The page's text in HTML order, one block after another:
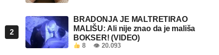
2
BRADONJA JE MALTRETIRAO
MALIŠU: Ali nije znao da je mališa
BOKSER! (VIDEO)
8 👁 20.093